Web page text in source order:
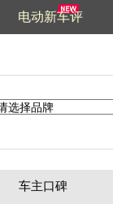
电动新车评
车主口碑